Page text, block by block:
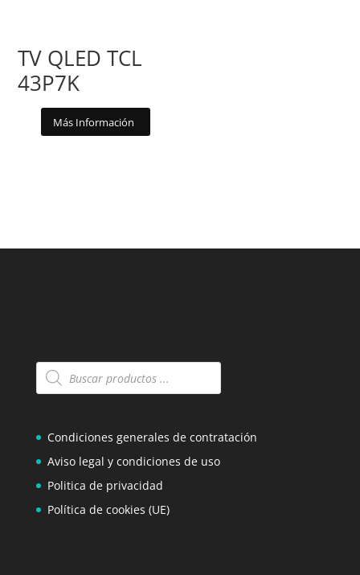
TV QLED TCL
43P7K
Más Información
Búsqueda
de
Condiciones generales de contratación
Aviso legal y condiciones de uso
Politica de privacidad
Política de cookies (UE)